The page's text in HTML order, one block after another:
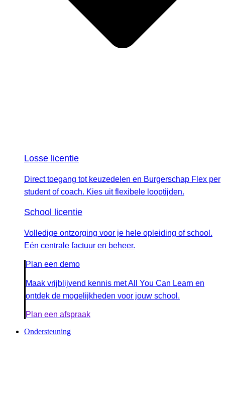
Losse licentie
Direct toegang tot keuzedelen en Burgerschap Flex per
student of coach. Kies uit flexibele looptijden.
School licentie
Volledige ontzorging voor je hele opleiding of school.
Eén centrale factuur en beheer.
Plan een demo
Maak vrijblijvend kennis met All You Can Learn en
ontdek de mogelijkheden voor jouw school.
Plan een afspraak
Ondersteuning